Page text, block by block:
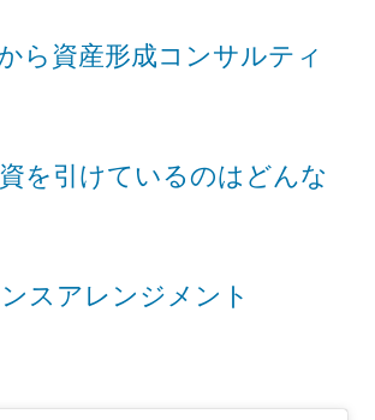
ら資産形成コンサルティ
を引けているのはどんな
スアレンジメント